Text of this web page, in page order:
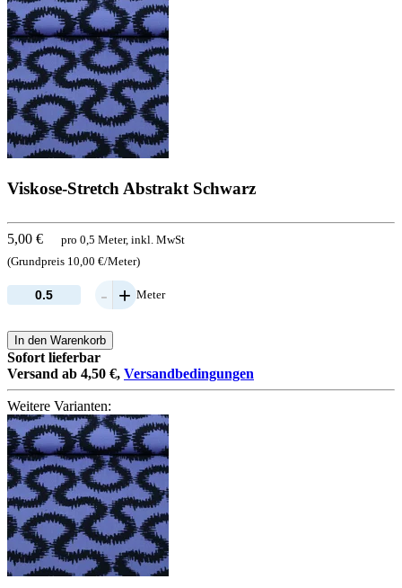
Viskose-Stretch Abstrakt Schwarz
5,00 €
pro 0,5 Meter, inkl. MwSt
(Grundpreis 10,00 €/Meter)
- + Meter
In den Warenkorb
Sofort lieferbar
Versand ab 4,50 €, Versandbedingungen
Weitere Varianten: